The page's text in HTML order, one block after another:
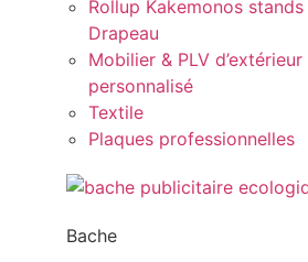
Rollup Kakemonos
Drapeau
Mobilier & PLV
personnalisé
Textile
Plaques professionnelles
Bache